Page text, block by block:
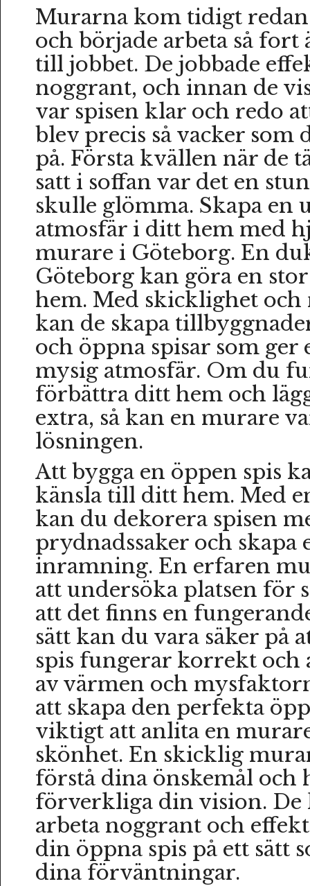
Murarna kom tidigt
och började arbeta så fort
till jobbet. De jobbade
noggrant, och innan de
var spisen klar och redo
blev precis så vacker som
på. Första kvällen när de
satt i soffan var det en
skulle glömma. Skapa en
atmosfär i ditt hem med
murare i Göteborg. En
Göteborg kan göra en
hem. Med skicklighet
kan de skapa
och öppna spisar som
mysig atmosfär. Om du
förbättra ditt hem och
extra, så kan en murare
lösningen.
Att bygga en öppen spis
känsla till ditt hem. Med
kan du dekorera spisen
prydnadssaker och skapa
inramning. En erfaren
att undersöka platsen för
att det finns en
sätt kan du vara säker på
spis fungerar korrekt och
av värmen och
att skapa den perfekta
viktigt att anlita en
skönhet. En skicklig
förstå dina önskemål och
förverkliga din vision. De
arbeta noggrant och
din öppna spis på ett sätt
dina förväntningar.